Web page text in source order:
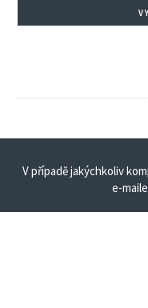
V případě jakýchkoliv
e-